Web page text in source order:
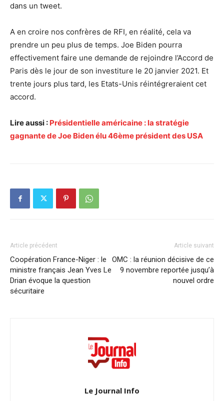
dans un tweet.
A en croire nos confrères de RFI, en réalité, cela va
prendre un peu plus de temps. Joe Biden pourra
effectivement faire une demande de rejoindre l’Accord de
Paris dès le jour de son investiture le 20 janvier 2021. Et
trente jours plus tard, les Etats-Unis réintégreraient cet
accord.
Lire aussi : Présidentielle américaine : la stratégie
gagnante de Joe Biden élu 46ème président des USA
Article précédent
Coopération France-Niger : le
ministre français Jean Yves Le
Drian évoque la question
sécuritaire
Article suivant
OMC : la réunion décisive de ce
9 novembre reportée jusqu’à
nouvel ordre
Le Journal Info